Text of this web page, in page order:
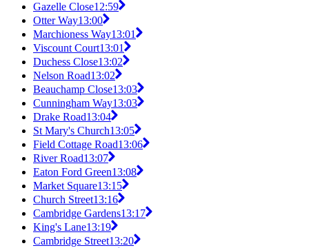
Gazelle Close12:59
Otter Way13:00
Marchioness Way13:01
Viscount Court13:01
Duchess Close13:02
Nelson Road13:02
Beauchamp Close13:03
Cunningham Way13:03
Drake Road13:04
St Mary's Church13:05
Field Cottage Road13:06
River Road13:07
Eaton Ford Green13:08
Market Square13:15
Church Street13:16
Cambridge Gardens13:17
King's Lane13:19
Cambridge Street13:20